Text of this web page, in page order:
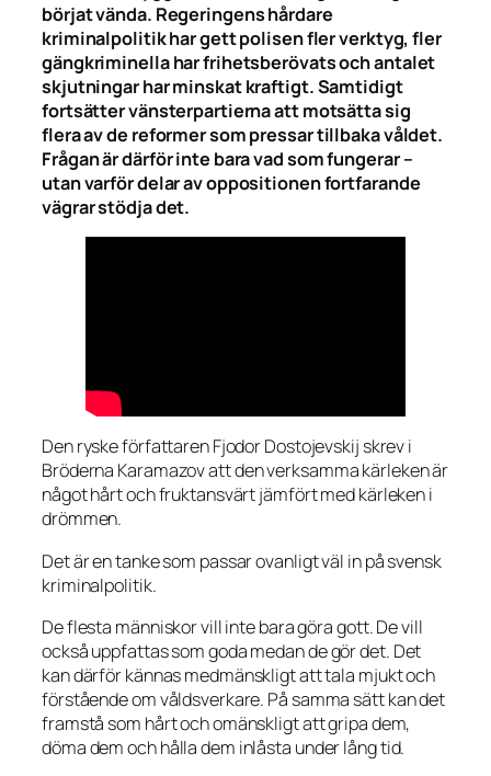
börjat vända. Regeringens hårdare
kriminalpolitik har gett polisen fler verktyg, fler
gängkriminella har frihetsberövats och antalet
skjutningar har minskat kraftigt. Samtidigt
fortsätter vänsterpartierna att motsätta sig
flera av de reformer som pressar tillbaka våldet.
Frågan är därför inte bara vad som fungerar –
utan varför delar av oppositionen fortfarande
vägrar stödja det.
Den ryske författaren Fjodor Dostojevskij skrev i
Bröderna Karamazovatt den verksamma kärleken är
något hårt och fruktansvärt jämfört med kärleken i
drömmen.
Det är en tanke som passar ovanligt väl in på svensk
kriminalpolitik.
De flesta människor vill inte bara göra gott. De vill
också uppfattas som goda medan de gör det. Det
kan därför kännas medmänskligt att tala mjukt och
förstående om våldsverkare. På samma sätt kan det
framstå som hårt och omänskligt att gripa dem,
döma dem och hålla dem inlåsta under lång tid.